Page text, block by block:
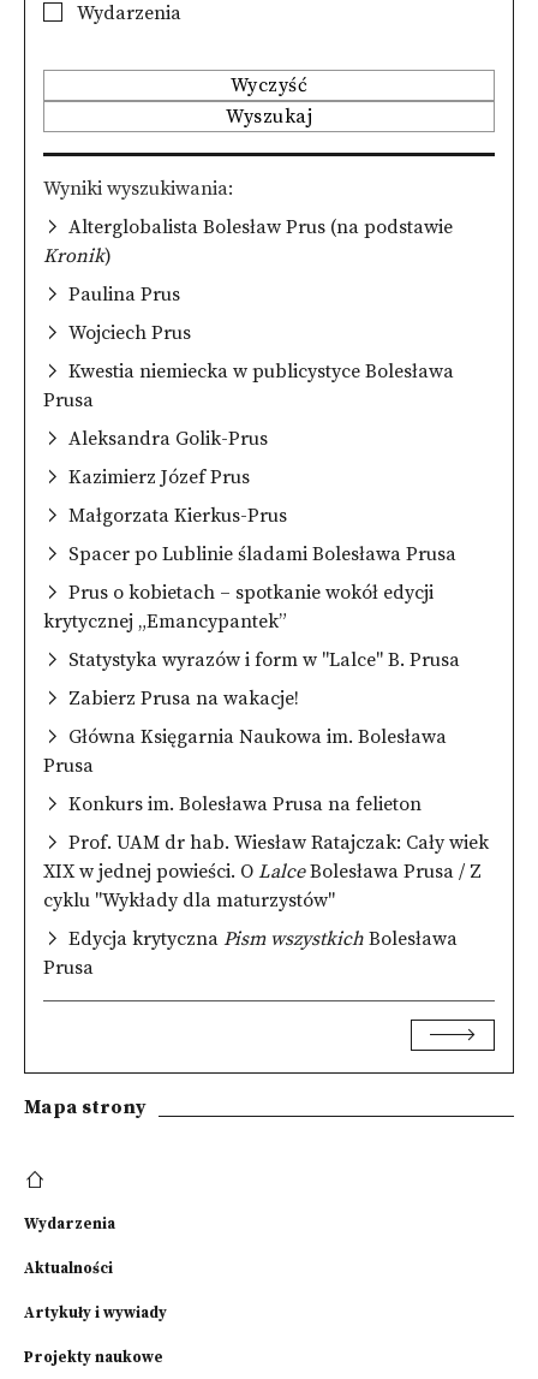
Wydarzenia
Wyczyść
Wyszukaj
Wyniki wyszukiwania
Alterglobalista Bolesław Prus (na podstawie
Kronik)
Paulina Prus
Wojciech Prus
Kwestia niemiecka w publicystyce Bolesława
Prusa
Aleksandra Golik-Prus
Kazimierz Józef Prus
Małgorzata Kierkus-Prus
Spacer po Lublinie śladami Bolesława Prusa
Prus o kobietach – spotkanie wokół edycji
krytycznej „Emancypantek”
Statystyka wyrazów i form w "Lalce" B. Prusa
Zabierz Prusa na wakacje!
Główna Księgarnia Naukowa im. Bolesława
Prusa
Konkurs im. Bolesława Prusa na felieton
Prof. UAM dr hab. Wiesław Ratajczak: Cały wiek
XIX w jednej powieści. O LalceBolesława Prusa / Z
cyklu "Wykłady dla maturzystów"
Edycja krytyczna Pism wszystkich Bolesława
Prusa
Mapa strony
Wydarzenia
Aktualności
Artykuły i wywiady
Projekty naukowe